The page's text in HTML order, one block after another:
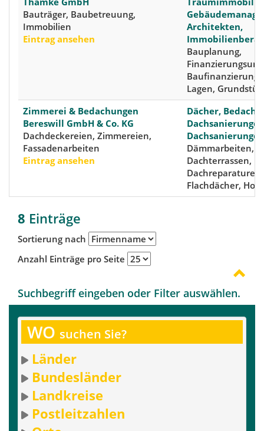
Bauträger, Baubetreuung,
Immobilien
Eintrag ansehen
Architekten,
Bauplanung,
Baufinanzierung,
Lagen,
Zimmerei & Bedachungen
Bereswill GmbH & Co. KG
Dachdeckereien, Zimmereien,
Fassadenarbeiten
Eintrag ansehen
Dächer,
Dachsanierungen
Dämmarbeiten,
Dachterrassen,
Dachreparaturen,
Flachdächer,
8 Einträge
Sortierung nach
Anzahl Einträge pro Seite
Suchbegriff eingeben oder Filter auswählen.
WO suchen Sie?
Länder
Bundesländer
Landkreise
Postleitzahlen